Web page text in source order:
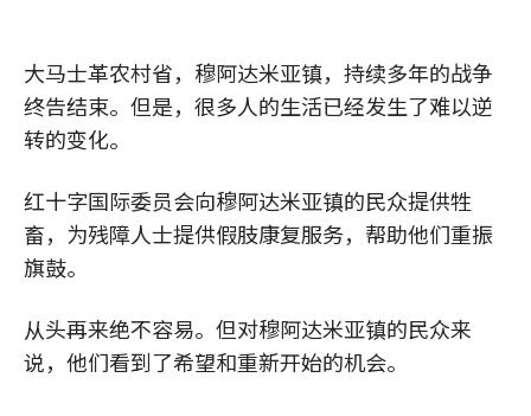
大马士革农村省，穆阿达米亚镇，持续多年的战争
终告结束。但是，很多人的生活已经发生了难以逆
转的变化。
红十字国际委员会向穆阿达米亚镇的民众提供牲
畜，为残障人士提供假肢康复服务，帮助他们重振
旗鼓。
从头再来绝不容易。但对穆阿达米亚镇的民众来
说，他们看到了希望和重新开始的机会。